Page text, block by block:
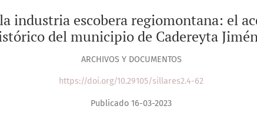
industria escobera regiomontana: el
del municipio de Cadereyta
ARCHIVOS Y DOCUMENTOS
https://doi.org/10.29105/sillares2.4-62
Publicado 16-03-2023